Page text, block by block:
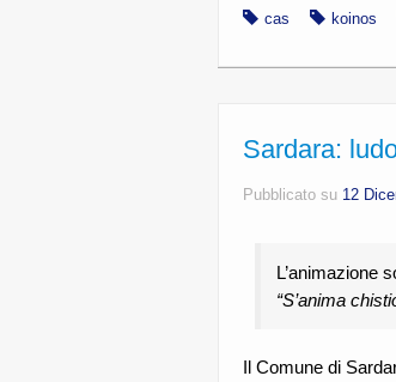
cas koinos
Sardara:
Pubblicato su 12
L’animazione
“S’anima
Il Comune di